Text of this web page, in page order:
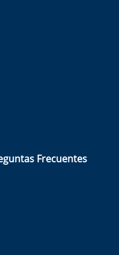
Frecuentes